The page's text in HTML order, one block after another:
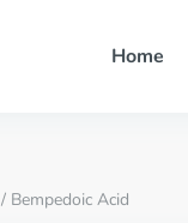
Home
/ Bempedoic Acid